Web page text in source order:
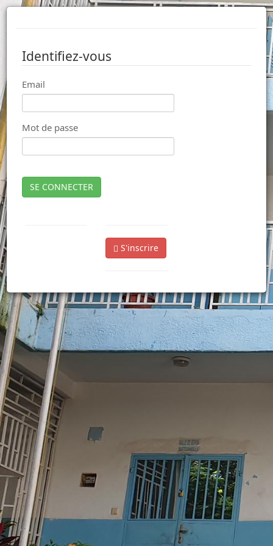
Identifiez-vous
Email
Mot de passe
SE CONNECTER
S'inscrire